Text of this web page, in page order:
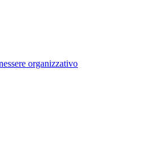
organizzativo